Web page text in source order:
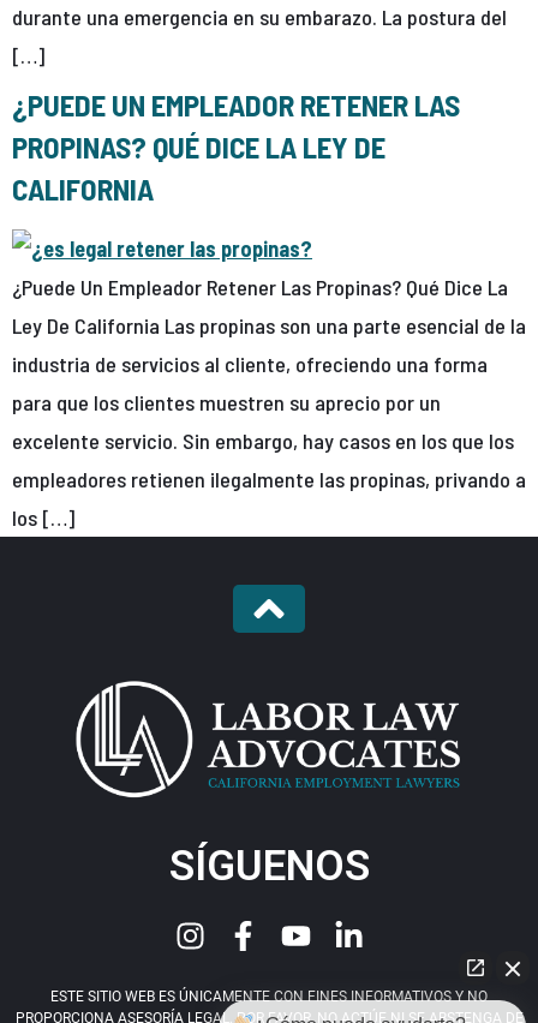
durante una emergencia en su embarazo. La postura del
[…]
¿PUEDE UN EMPLEADOR RETENER LAS
PROPINAS? QUÉ DICE LA LEY DE
CALIFORNIA
¿Puede Un Empleador Retener Las Propinas? Qué Dice La
Ley De California Las propinas son una parte esencial de la
industria de servicios al cliente, ofreciendo una forma
para que los clientes muestren su aprecio por un
excelente servicio. Sin embargo, hay casos en los que los
empleadores retienen ilegalmente las propinas, privando a
los […]
SÍGUENOS
ESTE SITIO WEB ES ÚNICAMENTE CON FINES INFORMATIVOS Y NO
PROPORCIONA ASESORÍA LEGAL. POR FAVOR, NO ACTÚE NI SE ABSTENGA DE